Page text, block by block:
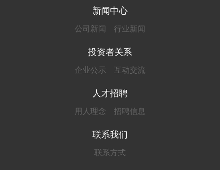
新闻中心
公司新闻 行业新闻
投资者关系
企业公示 互动交流
人才招聘
用人理念 招聘信息
联系我们
联系方式